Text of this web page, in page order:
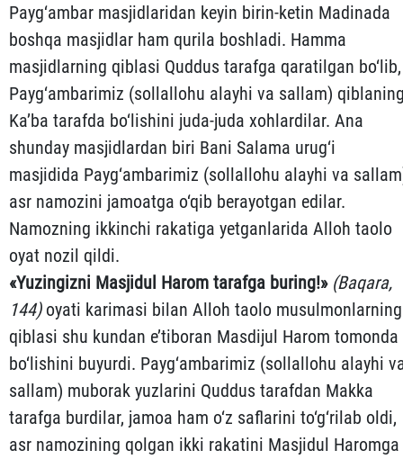
Payg‘ambar masjidlaridan keyin birin-ketin Madinada
bosh­qa masjidlar ham qurila boshladi. Hamma
masjidlarning qib­lasi Quddus tarafga qaratilgan bo‘lib,
Payg‘ambarimiz (sollal­lohu alayhi va sallam)
Ka’ba tarafda bo‘lishini ju­da-juda xohlardilar. Ana
shunday masjidlardan biri Bani Sala­ma urug‘i
masjidida Payg‘ambarimiz (sollallohu alayhi va
asr namozini jamoatga o‘qib berayotgan edilar.
Namozning ik­kinchi rakatiga yetganlarida Alloh taolo
oyat nozil qildi.
«Yuzingizni Masjidul Harom tarafga buring!» (Baqara,
144)oyati karimasi bilan Alloh taolo musulmonlarning
qib­lasi shu kundan e’tiboran Masdijul Harom tomonda
bo‘lishini bu­yur­di. Payg‘ambarimiz (sollallohu alayhi
sallam) muborak yuzla­rini Quddus tarafdan Makka
tarafga burdilar, jamoa ham o‘z saflarini to‘g‘rilab oldi,
asr namozining qolgan ikki rakati­ni Masjidul Haromga